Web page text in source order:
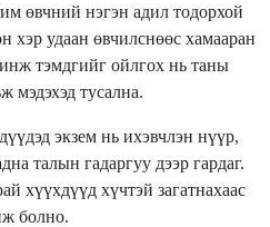
өвчний нэгэн адил тодорхой
хэр удаан өвчилснөөс хамааран
тэмдгийг ойлгох нь таны
мэдэхэд тусална.
экзем нь ихэвчлэн нүүр,
талын гадаргуу дээр гардаг.
хүүхдүүд хүчтэй загатнахаас
болно.